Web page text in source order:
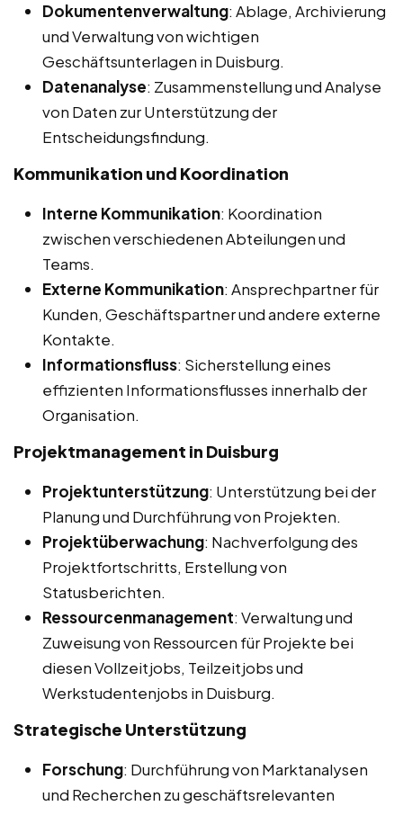
Dokumentenverwaltung: Ablage, Archivierung
und Verwaltung von wichtigen
Geschäftsunterlagen in Duisburg.
Datenanalyse: Zusammenstellung und Analyse
von Daten zur Unterstützung der
Entscheidungsfindung.
Kommunikation und Koordination
Interne Kommunikation: Koordination
zwischen verschiedenen Abteilungen und
Teams.
Externe Kommunikation: Ansprechpartner für
Kunden, Geschäftspartner und andere externe
Kontakte.
Informationsfluss: Sicherstellung eines
effizienten Informationsflusses innerhalb der
Organisation.
Projektmanagement in Duisburg
Projektunterstützung: Unterstützung bei der
Planung und Durchführung von Projekten.
Projektüberwachung: Nachverfolgung des
Projektfortschritts, Erstellung von
Statusberichten.
Ressourcenmanagement: Verwaltung und
Zuweisung von Ressourcen für Projekte bei
diesen Vollzeitjobs, Teilzeitjobs und
Werkstudentenjobs in Duisburg.
Strategische Unterstützung
Forschung: Durchführung von Marktanalysen
und Recherchen zu geschäftsrelevanten